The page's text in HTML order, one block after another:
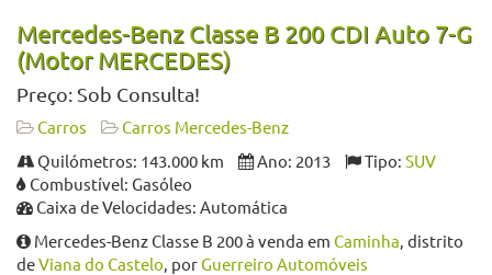
Mercedes-Benz Classe B 200 CDI Auto 7-G
(Motor MERCEDES)
Preço: Sob Consulta!
Carros
Carros Mercedes-Benz
Quilómetros: 143.000 km
Ano: 2013 Tipo: SUV
Combustível: Gasóleo
Caixa de Velocidades: Automática
Mercedes-Benz Classe B 200 à venda em Caminha, distrito
deViana do Castelo, porGuerreiro Automóveis